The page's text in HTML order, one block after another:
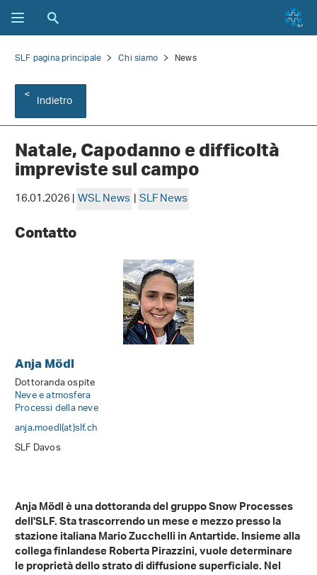
SLF pagina principale Chi siamo News
Indietro
Natale, Capodanno e difficoltà
impreviste sul campo
16.01.2026 |WSL News|SLF News
Contatto
Anja Mödl
Dottoranda ospite
Neve e atmosfera
Processi della neve
anja.moedl(at)slf.ch
SLF Davos
Anja Mödl è una dottoranda del gruppo Snow Processes
dell'SLF. Sta trascorrendo un mese e mezzo presso la
stazione italiana Mario Zucchelli in Antartide. Insieme alla
collega finlandese Roberta Pirazzini, vuole determinare
le proprietà dello strato di diffusione superficiale. Nel